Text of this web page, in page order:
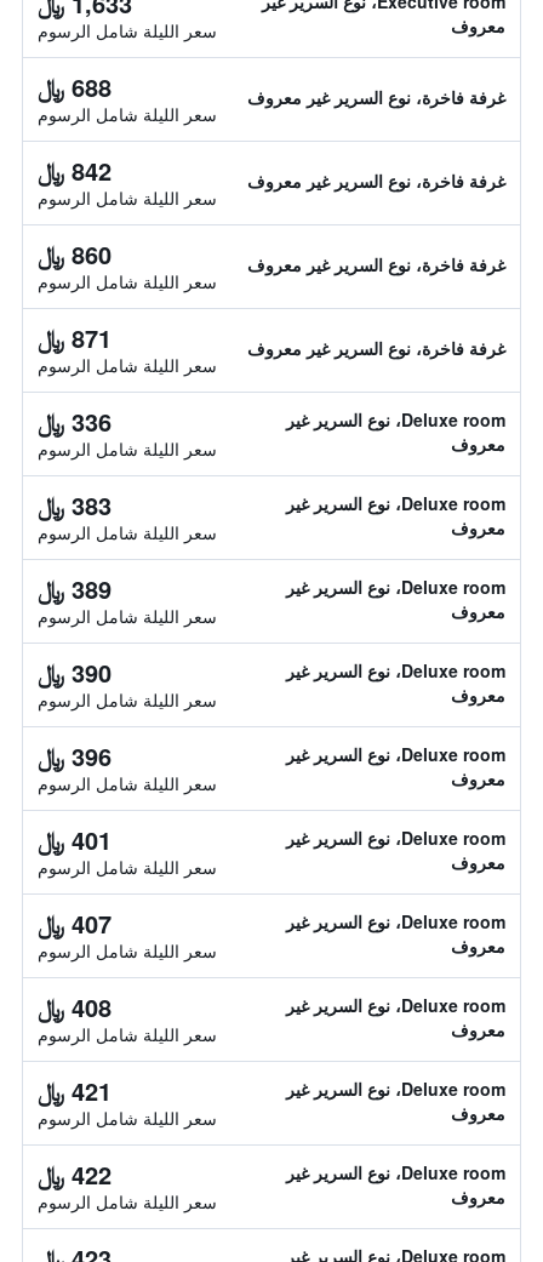
معروف
سعر الليلة شامل الرسوم
غرفة فاخرة، نوع السرير غير معروف 688 ﷼
سعر الليلة شامل الرسوم
غرفة فاخرة، نوع السرير غير معروف 842 ﷼
سعر الليلة شامل الرسوم
غرفة فاخرة، نوع السرير غير معروف 860 ﷼
سعر الليلة شامل الرسوم
غرفة فاخرة، نوع السرير غير معروف 871 ﷼
سعر الليلة شامل الرسوم
Deluxe room، نوع السرير غير
معروف
336 ﷼
سعر الليلة شامل الرسوم
Deluxe room، نوع السرير غير
معروف
383 ﷼
سعر الليلة شامل الرسوم
Deluxe room، نوع السرير غير
معروف
389 ﷼
سعر الليلة شامل الرسوم
Deluxe room، نوع السرير غير
معروف
390 ﷼
سعر الليلة شامل الرسوم
Deluxe room، نوع السرير غير
معروف
396 ﷼
سعر الليلة شامل الرسوم
Deluxe room، نوع السرير غير
معروف
401 ﷼
سعر الليلة شامل الرسوم
Deluxe room، نوع السرير غير
معروف
407 ﷼
سعر الليلة شامل الرسوم
Deluxe room، نوع السرير غير
معروف
408 ﷼
سعر الليلة شامل الرسوم
Deluxe room، نوع السرير غير
معروف
421 ﷼
سعر الليلة شامل الرسوم
Deluxe room، نوع السرير غير
معروف
422 ﷼
سعر الليلة شامل الرسوم
Deluxe room، نوع السرير غير